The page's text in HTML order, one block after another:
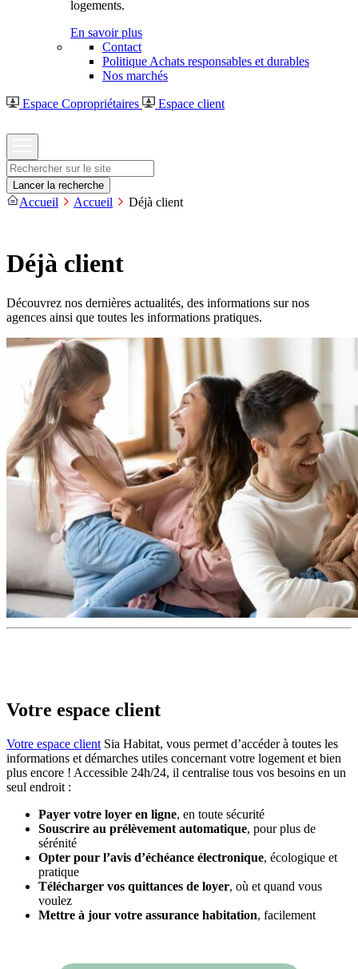
logements.
En savoir plus
Contact
Politique Achats responsables et durables
Nos marchés
Espace Copropriétaires Espace client
Rechercher
Lancer la recherche
Accueil Accueil Déjà client
Déjà client
Découvrez nos dernières actualités, des informations sur nos
agences ainsi que toutes les informations pratiques.
Votre espace client
Votre espace client Sia Habitat, vous permet d’accéder à toutes les
informations et démarches utiles concernant votre logement et bien
plus encore ! Accessible 24h/24, il centralise tous vos besoins en un
seul endroit :
Payer votre loyer en ligne, en toute sécurité
Souscrire au prélèvement automatique, pour plus de
sérénité
Opter pour l’avis d’échéance électronique, écologique et
pratique
Télécharger vos quittances de loyer, où et quand vous
voulez
Mettre à jour votre assurance habitation, facilement